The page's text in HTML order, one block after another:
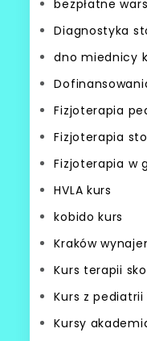
bezpłatne
Diagnostyka
dno miednicy
Fizjoterapia
Fizjoterapia
Fizjoterapia w
HVLA kurs
kobido kurs
Kraków
Kurs terapii
Kurs z
Kursy